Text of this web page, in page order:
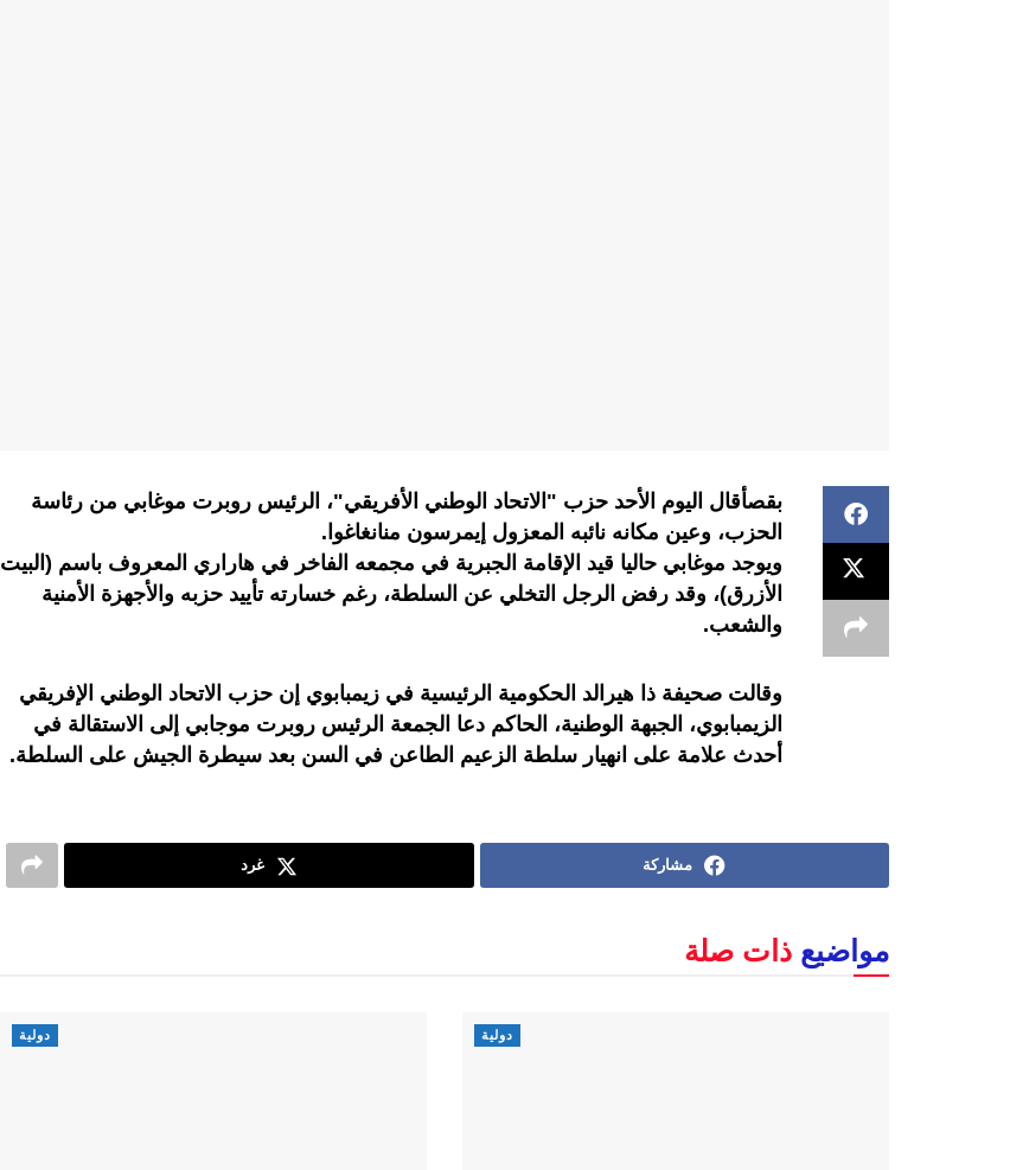
بقصأقال اليوم الأحد حزب "الاتحاد الوطني الأفريقي"، الرئيس روبرت موغابي من رئاسة
الحزب، وعين مكانه نائبه المعزول إيمرسون منانغاغوا.
ويوجد موغابي حاليا قيد الإقامة الجبرية في مجمعه الفاخر في هاراري المعروف باسم (البيت
الأزرق)، وقد رفض الرجل التخلي عن السلطة، رغم خسارته تأييد حزبه والأجهزة الأمنية
والشعب.
وقالت صحيفة ذا هيرالد الحكومية الرئيسية في زيمبابوي إن حزب الاتحاد الوطني الإفريقي
الزيمبابوي، الجبهة الوطنية، الحاكم دعا الجمعة الرئيس روبرت موجابي إلى الاستقالة في
أحدث علامة على انهيار سلطة الزعيم الطاعن في السن بعد سيطرة الجيش على السلطة.
مشاركة غرد
مواضيع ذات صلة
دولية دولية